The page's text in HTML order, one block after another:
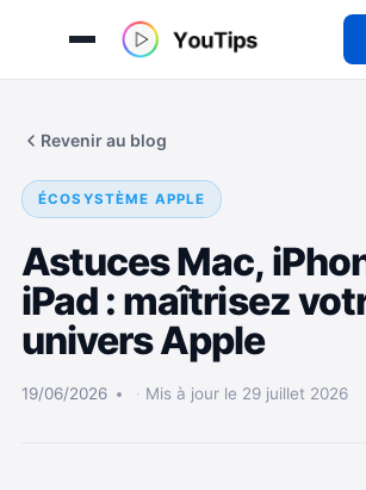
Revenir au blog
ÉCOSYSTÈME APPLE
Astuces Mac,
iPad : maîtrisez
univers Apple
19/06/2026 Mis à jour le 29 juillet 2026